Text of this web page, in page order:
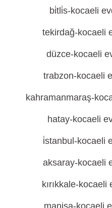
bi̇tli̇s-kocaeli
tekirdağ-kocaeli
düzce-kocaeli
trabzon-kocaeli
kahramanmaraş-
hatay-kocaeli
i̇stanbul-kocaeli
aksaray-kocaeli
kırıkkale-
manisa-kocaeli